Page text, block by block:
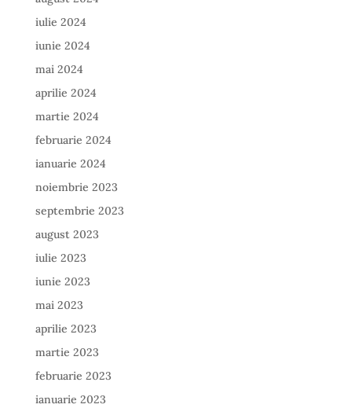
iulie 2024
iunie 2024
mai 2024
aprilie 2024
martie 2024
februarie 2024
ianuarie 2024
noiembrie 2023
septembrie 2023
august 2023
iulie 2023
iunie 2023
mai 2023
aprilie 2023
martie 2023
februarie 2023
ianuarie 2023